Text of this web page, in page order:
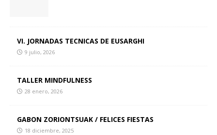
VI. JORNADAS TECNICAS DE EUSARGHI
9 julio, 2026
TALLER MINDFULNESS
28 enero, 2026
GABON ZORIONTSUAK / FELICES FIESTAS
18 diciembre, 2025